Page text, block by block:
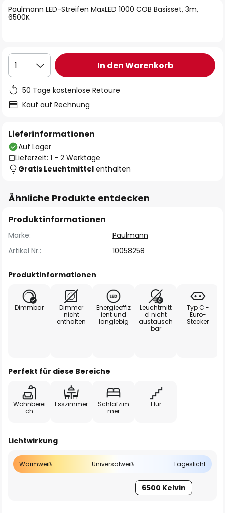
springen
Paulmann LED-Streifen MaxLED 1000 COB Basisset, 3m,
6500K
1 In den Warenkorb
50 Tage kostenlose Retoure
Kauf auf Rechnung
Lieferinformationen
Auf Lager
Lieferzeit: 1 - 2 Werktage
Gratis Leuchtmittel enthalten
Ähnliche Produkte entdecken
Produktinformationen
Marke:
Paulmann
Artikel Nr.:
10058258
Produktinformationen
Dimmbar
Dimmer
nicht
enthalten
Energieeffiz
ient und
langlebig
Leuchtmitt
el nicht
austausch
bar
Typ C -
Euro-
Stecker
Perfekt für diese Bereiche
Wohnberei
ch
Esszimmer
Schlafzim
mer
Flur
Lichtwirkung
Warmweiß Universalweiß Tageslicht
6500 Kelvin